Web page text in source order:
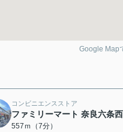
Google Map
コンビニエンスストア
ファミリーマート 奈良六条
557ｍ（7分）